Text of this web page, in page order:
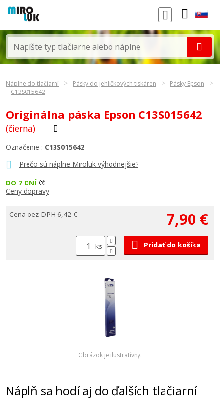
Náplne do tlačiarní Pásky do jehličkových tiskáren
Pásky Epson
C13S015642
Originálna páska Epson C13S015642
(čierna)
Prečo sú náplne Miroluk výhodnejšie?
Označenie : C13S015642
DO 7 DNÍ
Ceny dopravy
Cena bez DPH 6,42 € 7,90 €
ks Pridať do košíka
Obrázok je ilustratívny.
Náplň sa hodí aj do ďalších tlačiarní